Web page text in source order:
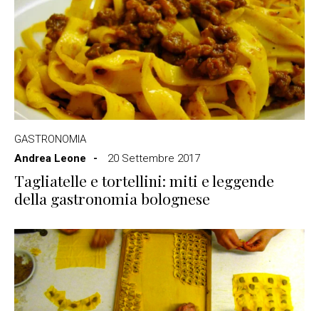
GASTRONOMIA
Andrea Leone
20 Settembre 2017
Tagliatelle e tortellini: miti e leggende
della gastronomia bolognese